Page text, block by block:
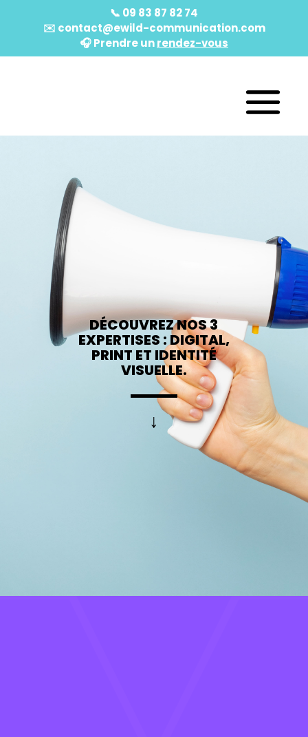
📞 09 83 87 82 74
✉️ contact@ewild-communication.com
🎧️ Prendre unrendez-vous
DÉCOUVREZ NOS 3
EXPERTISES : DIGITAL,
PRINT ET IDENTITÉ
VISUELLE.
↓